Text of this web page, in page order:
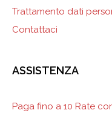
Trattamento dati
Contattaci
ASSISTENZA
Paga fino a 10 Rate